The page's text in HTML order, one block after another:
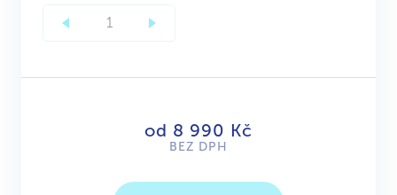
od 8 990 Kč
BEZ DPH